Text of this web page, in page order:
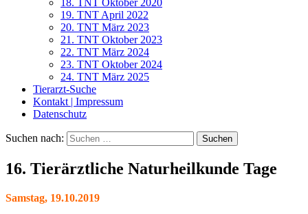
19. TNT April 2022
20. TNT März 2023
21. TNT Oktober 2023
22. TNT März 2024
23. TNT Oktober 2024
24. TNT März 2025
Tierarzt-Suche
Kontakt | Impressum
Datenschutz
Suchen nach:
16. Tierärztliche Naturheilkunde Tage
Samstag, 19.10.2019